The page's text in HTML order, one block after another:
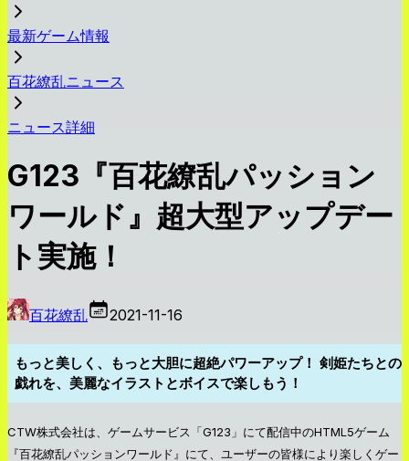
最新ゲーム情報
百花繚乱ニュース
ニュース詳細
G123『百花繚乱パッション
ワールド』超大型アップデー
ト実施！
百花繚乱 2021-11-16
もっと美しく、もっと大胆に超絶パワーアップ！ 剣姫たちとの
戯れを、美麗なイラストとボイスで楽しもう！
CTW株式会社は、ゲームサービス「G123」にて配信中のHTML5ゲーム
『百花繚乱パッションワールド』にて、ユーザーの皆様により楽しくゲー